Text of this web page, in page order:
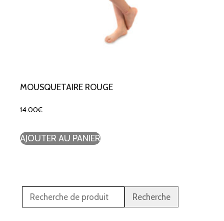
MOUSQUETAIRE ROUGE
14.00€
AJOUTER AU PANIER
Recherche